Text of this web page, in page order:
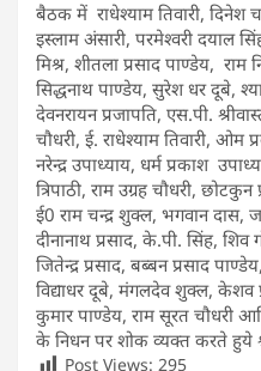
बैठक में राधेश्याम तिवारी, दिनेश
इस्लाम अंसारी, परमेश्वरी दयाल
मिश्र, शीतला प्रसाद पाण्डेय, राम
सिद्धनाथ पाण्डेय, सुरेश धर दूबे,
देवनरायन प्रजापति, एस.पी.
चौधरी, ई. राधेश्याम तिवारी, ओम
नरेन्द्र उपाध्याय, धर्म प्रकाश
त्रिपाठी, राम उग्रह चौधरी,
ई0 राम चन्द्र शुक्ल, भगवान दास,
दीनानाथ प्रसाद, के.पी. सिंह, शिव
जितेन्द्र प्रसाद, बब्बन प्रसाद
विद्याधर दूबे, मंगलदेव शुक्ल, केशव
कुमार पाण्डेय, राम सूरत चौधरी
के निधन पर शोक व्यक्त करते हुये
Post Views: 295